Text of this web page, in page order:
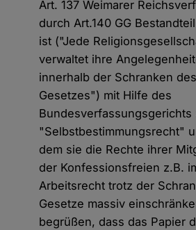
Art. 137 Weimarer
durch Art.140 GG
ist ("Jede
verwaltet ihre
innerhalb der Schranken
Gesetzes") mit Hilfe des
Bundesverfassungsgerichts
"Selbstbestimmungsrecht"
dem sie die Rechte ihrer
der Konfessionsfreien z.B.
Arbeitsrecht trotz der
Gesetze massiv
begrüßen, dass das Papier